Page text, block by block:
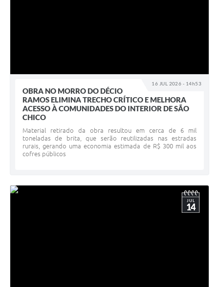
16 JUL 2026 - 14h53
OBRA NO MORRO DO DÉCIO
RAMOS ELIMINA TRECHO CRÍTICO E MELHORA
ACESSO À COMUNIDADES DO INTERIOR DE SÃO
CHICO
Material retirado da obra resultou em cerca de 6 mil
toneladas de brita, que serão reutilizadas nas estradas
rurais, gerando uma economia estimada de R$ 300 mil aos
cofres públicos
JUL
14